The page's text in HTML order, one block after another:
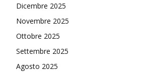
Dicembre 2025
Novembre 2025
Ottobre 2025
Settembre 2025
Agosto 2025